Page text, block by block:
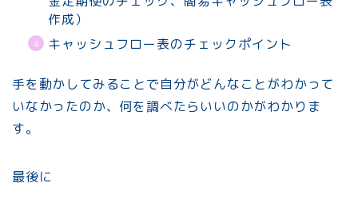
作成）
キャッシュフロー表のチェックポイント
手を動かしてみることで自分がどんなことがわかって
いなかったのか、何を調べたらいいのかがわかりま
す。
最後に